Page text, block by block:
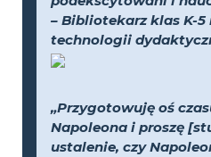
– Bibliotekarz klas K-5
technologii
„Przygotowuję oś
Napoleona i proszę
ustalenie, czy